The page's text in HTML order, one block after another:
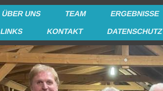
ÜBER UNS TEAM ERGEBNISSE
LINKS KONTAKT DATENSCHUTZ